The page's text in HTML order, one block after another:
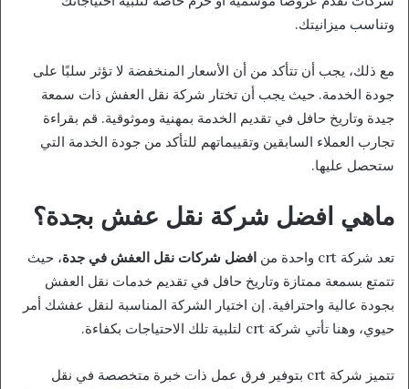
وتناسب ميزانيتك.
مع ذلك، يجب أن تتأكد من أن الأسعار المنخفضة لا تؤثر سلبًا على
جودة الخدمة. حيث يجب أن تختار شركة نقل العفش ذات سمعة
جيدة وتاريخ حافل في تقديم الخدمة بمهنية وموثوقية. قم بقراءة
تجارب العملاء السابقين وتقييماتهم للتأكد من جودة الخدمة التي
ستحصل عليها.
ماهي افضل شركة نقل عفش بجدة؟
تعد شركة crt واحدة من افضل شركات نقل العفش في جدة، حيث
تتمتع بسمعة ممتازة وتاريخ حافل في تقديم خدمات نقل العفش
بجودة عالية واحترافية. إن اختيار الشركة المناسبة لنقل عفشك أمر
حيوي، وهنا تأتي شركة crt لتلبية تلك الاحتياجات بكفاءة.
تتميز شركة crt بتوفير فرق عمل ذات خبرة متخصصة في نقل